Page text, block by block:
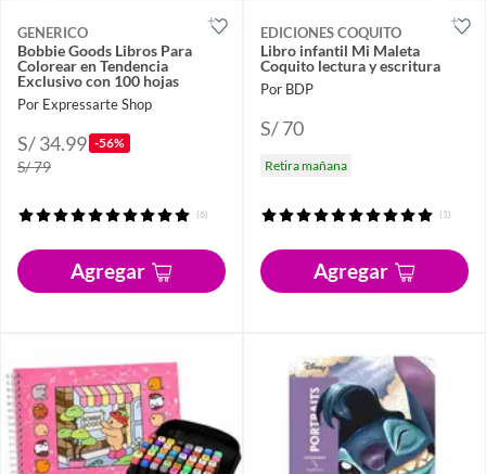
GENERICO
Bobbie Goods Libros Para
Colorear en Tendencia
Exclusivo con 100 hojas
Por Expressarte Shop
S/ 34.99 -56%
S/ 79
(6)
Agregar
EDICIONES COQUITO
Libro infantil Mi Maleta
Coquito lectura y escritura
Por BDP
S/ 70
Retira mañana
(1)
Agregar